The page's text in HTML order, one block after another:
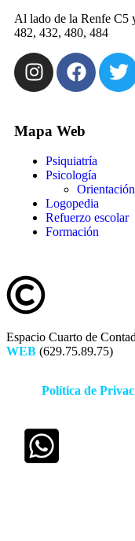
Al lado de la Renfe C5
482, 432, 480, 484
Mapa Web
Psiquiatría
Psicología
Logopedia
Refuerzo escolar
Formación
Espacio Cuarto de
WEB (629.75.89.75)
Política de